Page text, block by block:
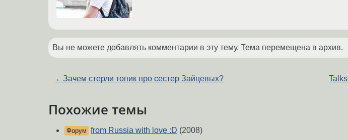
Вы не можете добавлять комментарии в эту тему. Тема перемещена в архив.
←Зачем стерли топик про сестер Зайцевых? Talks
Похожие темы
Форум from Russia with love :D (2008)